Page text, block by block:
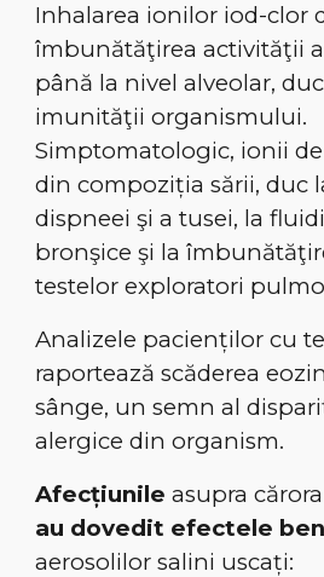
Inhalarea ionilor iod-clor
îmbunătăţirea activităţii
până la nivel alveolar,
imunităţii organismului.
Simptomatologic, ionii de
din compoziția sării, duc
dispneei şi a tusei, la
bronşice şi la
testelor exploratori
Analizele pacienților cu
raportează scăderea
sânge, un semn al
alergice din organism.
Afecțiunile asupra cărora
au dovedit efectele
aerosolilor salini uscați: